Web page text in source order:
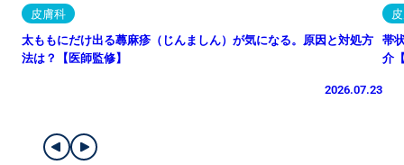
皮膚科
太ももにだけ出る蕁麻疹（じんましん）が気になる。原因と対処方
法は？【医師監修】
2026.07.23
帯
介